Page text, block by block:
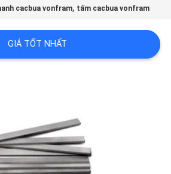
cacbua vonfram, tấm cacbua vonfram
GIÁ TỐT NHẤT